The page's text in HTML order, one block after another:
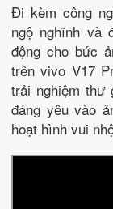
Đi kèm công
ngộ nghĩnh và
động cho bức
trên vivo V17
trải nghiệm thư
đáng yêu vào
hoạt hình vui